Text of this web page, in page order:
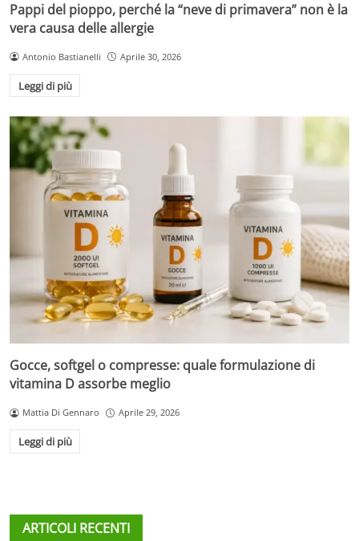
Pappi del pioppo, perché la “neve di primavera” non è la
vera causa delle allergie
Antonio Bastianelli Aprile 30, 2026
Leggi di più
Gocce, softgel o compresse: quale formulazione di
vitamina D assorbe meglio
Mattia Di Gennaro Aprile 29, 2026
Leggi di più
ARTICOLI RECENTI